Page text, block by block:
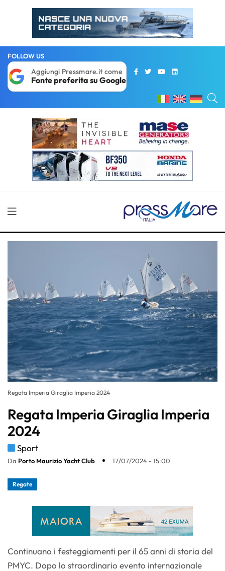
FOLLOW US
Aggiungi Pressmare.it come
Fonte preferita su Google
Regata Imperia Giraglia Imperia 2024
Regata Imperia Giraglia Imperia
2024
Sport
Da Porto Maurizio Yacht Club 17/07/2024 - 15:00
Regate
Continuano i festeggiamenti per il 65 anni di storia del
PMYC. Dopo lo straordinario evento internazionale